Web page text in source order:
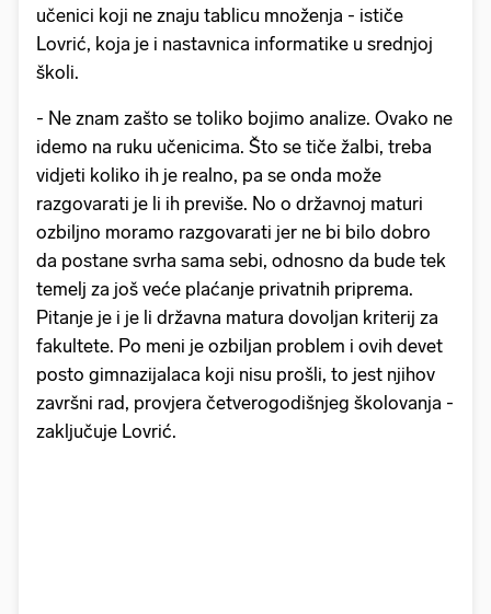
učenici koji ne znaju tablicu množenja - ističe
Lovrić, koja je i nastavnica informatike u srednjoj
školi.
- Ne znam zašto se toliko bojimo analize. Ovako ne
idemo na ruku učenicima. Što se tiče žalbi, treba
vidjeti koliko ih je realno, pa se onda može
razgovarati je li ih previše. No o državnoj maturi
ozbiljno moramo razgovarati jer ne bi bilo dobro
da postane svrha sama sebi, odnosno da bude tek
temelj za još veće plaćanje privatnih priprema.
Pitanje je i je li državna matura dovoljan kriterij za
fakultete. Po meni je ozbiljan problem i ovih devet
posto gimnazijalaca koji nisu prošli, to jest njihov
završni rad, provjera četverogodišnjeg školovanja -
zaključuje Lovrić.